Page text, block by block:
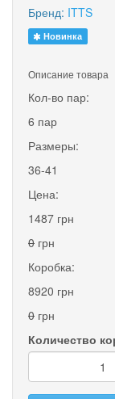
Бренд: ITTS
Новинка
Описание товара
Кол-во пар:
6 пар
Размеры:
36-41
Цена:
1487 грн
0 грн
Коробка:
8920 грн
0 грн
Количество